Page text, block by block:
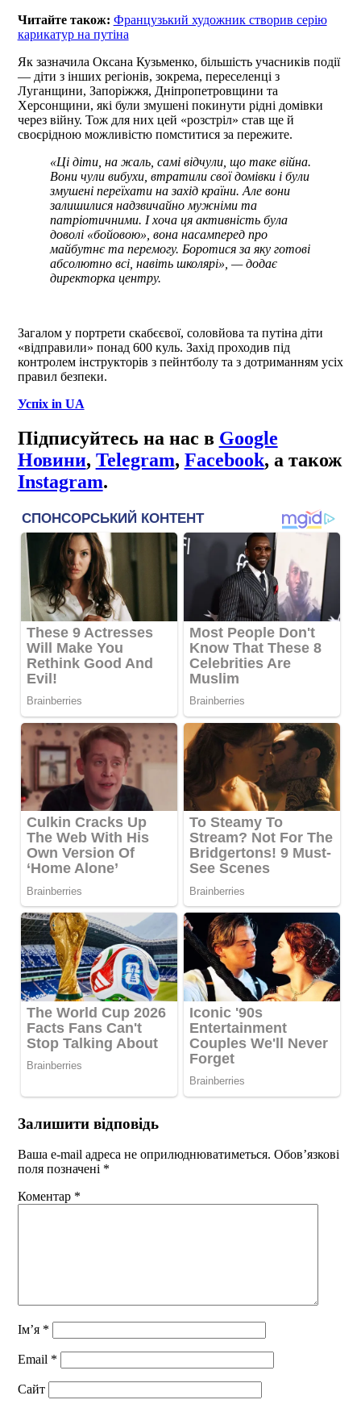
Читайте також: Французький художник створив серію
карикатур на путіна
Як зазначила Оксана Кузьменко, більшість учасників події
— діти з інших регіонів, зокрема, переселенці з
Луганщини, Запоріжжя, Дніпропетровщини та
Херсонщини, які були змушені покинути рідні домівки
через війну. Тож для них цей «розстріл» став ще й
своєрідною можливістю помститися за пережите.
«Ці діти, на жаль, самі відчули, що таке війна.
Вони чули вибухи, втратили свої домівки і були
змушені переїхати на захід країни. Але вони
залишилися надзвичайно мужніми та
патріотичними. І хоча ця активність була
доволі «бойовою», вона насамперед про
майбутнє та перемогу. Боротися за яку готові
абсолютно всі, навіть школярі», — додає
директорка центру.
Загалом у портрети скабєєвої, соловйова та путіна діти
«відправили» понад 600 куль. Захід проходив під
контролем інструкторів з пейнтболу та з дотриманням усіх
правил безпеки.
Успіх in UA
Підписуйтесь на нас в Google
Новини, Telegram, Facebook, а також
Instagram.
Залишити відповідь
Ваша e-mail адреса не оприлюднюватиметься. Обов’язкові
поля позначені *
Коментар *
Ім’я *
Email *
Сайт